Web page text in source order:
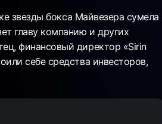
звезды бокса Майвезера сумела
главу компанию и других
финансовый директор «Sirin
себе средства инвесторов,